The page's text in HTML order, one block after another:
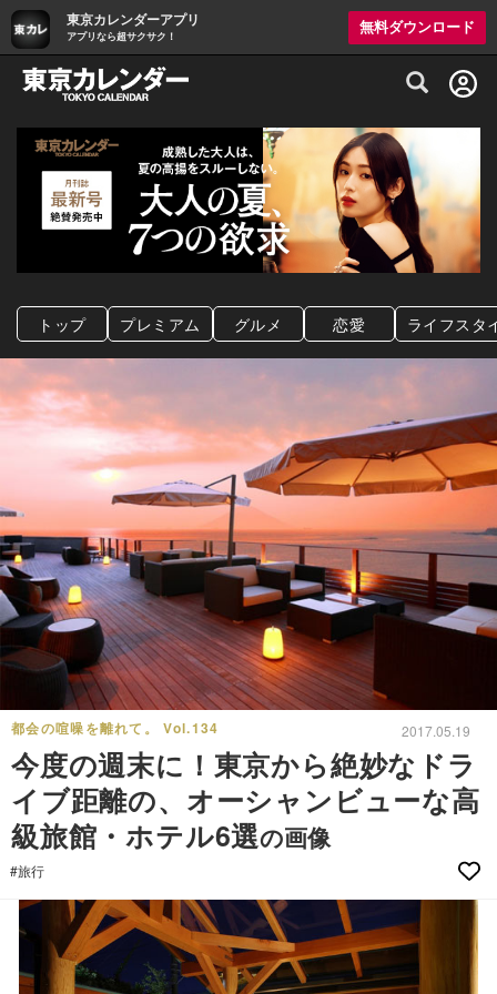
東京カレンダーアプリ
アプリなら超サクサク！
無料ダウンロード
グルメ情報・プレミアムレストラン予約
トップ プレミアム グルメ 恋愛 ライフスタ
都会の喧噪を離れて。 Vol.134 2017.05.19
今度の週末に！東京から絶妙なドラ
イブ距離の、オーシャンビューな高
級旅館・ホテル6選の画像
#旅行